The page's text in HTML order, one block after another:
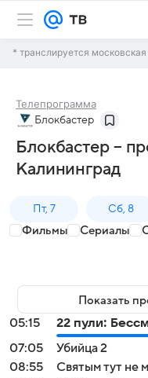
* транслируется
Телепрограмма
Блокбастер
Блокбастер –
Калининград
Пт, 7 Сб, 8
Фильмы Сериалы
Показать
05:15
22 пули:
07:05
Убийца 2
08:55
Святым тут не